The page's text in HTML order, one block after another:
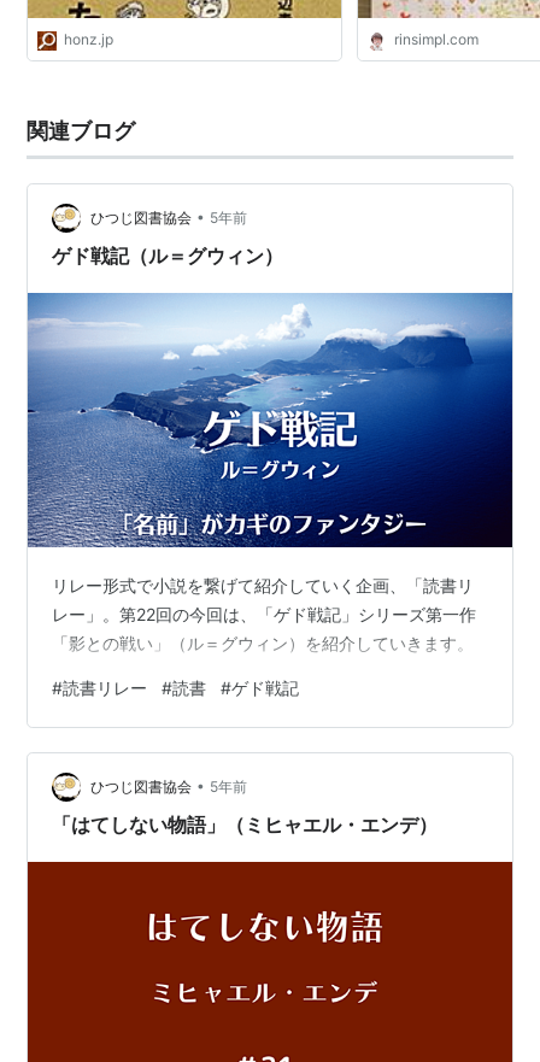
honz.jp rinsimpl.com
関連ブログ
ひつじ図書協会 • 5年前
ゲド戦記（ル＝グウィン）
リレー形式で小説を繋げて紹介していく企画、「読書リ
レー」。第22回の今回は、「ゲド戦記」シリーズ第一作
「影との戦い」（ル＝グウィン）を紹介していきます。
#読書リレー #読書 #ゲド戦記
ひつじ図書協会 • 5年前
「はてしない物語」（ミヒャエル・エンデ）